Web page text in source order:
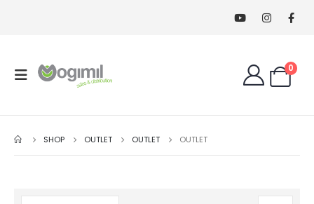
0
SHOP OUTLET OUTLET OUTLET